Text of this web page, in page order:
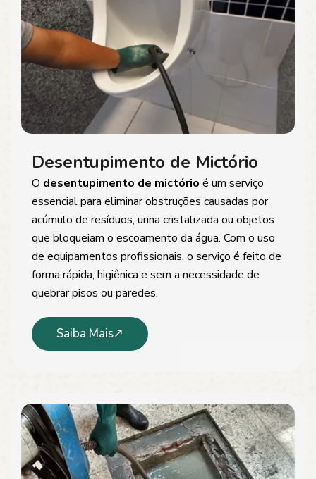
Desentupimento de Mictório
O desentupimento de mictório é um serviço
essencial para eliminar obstruções causadas por
acúmulo de resíduos, urina cristalizada ou objetos
que bloqueiam o escoamento da água. Com o uso
de equipamentos profissionais, o serviço é feito de
forma rápida, higiênica e sem a necessidade de
quebrar pisos ou paredes.
Saiba Mais